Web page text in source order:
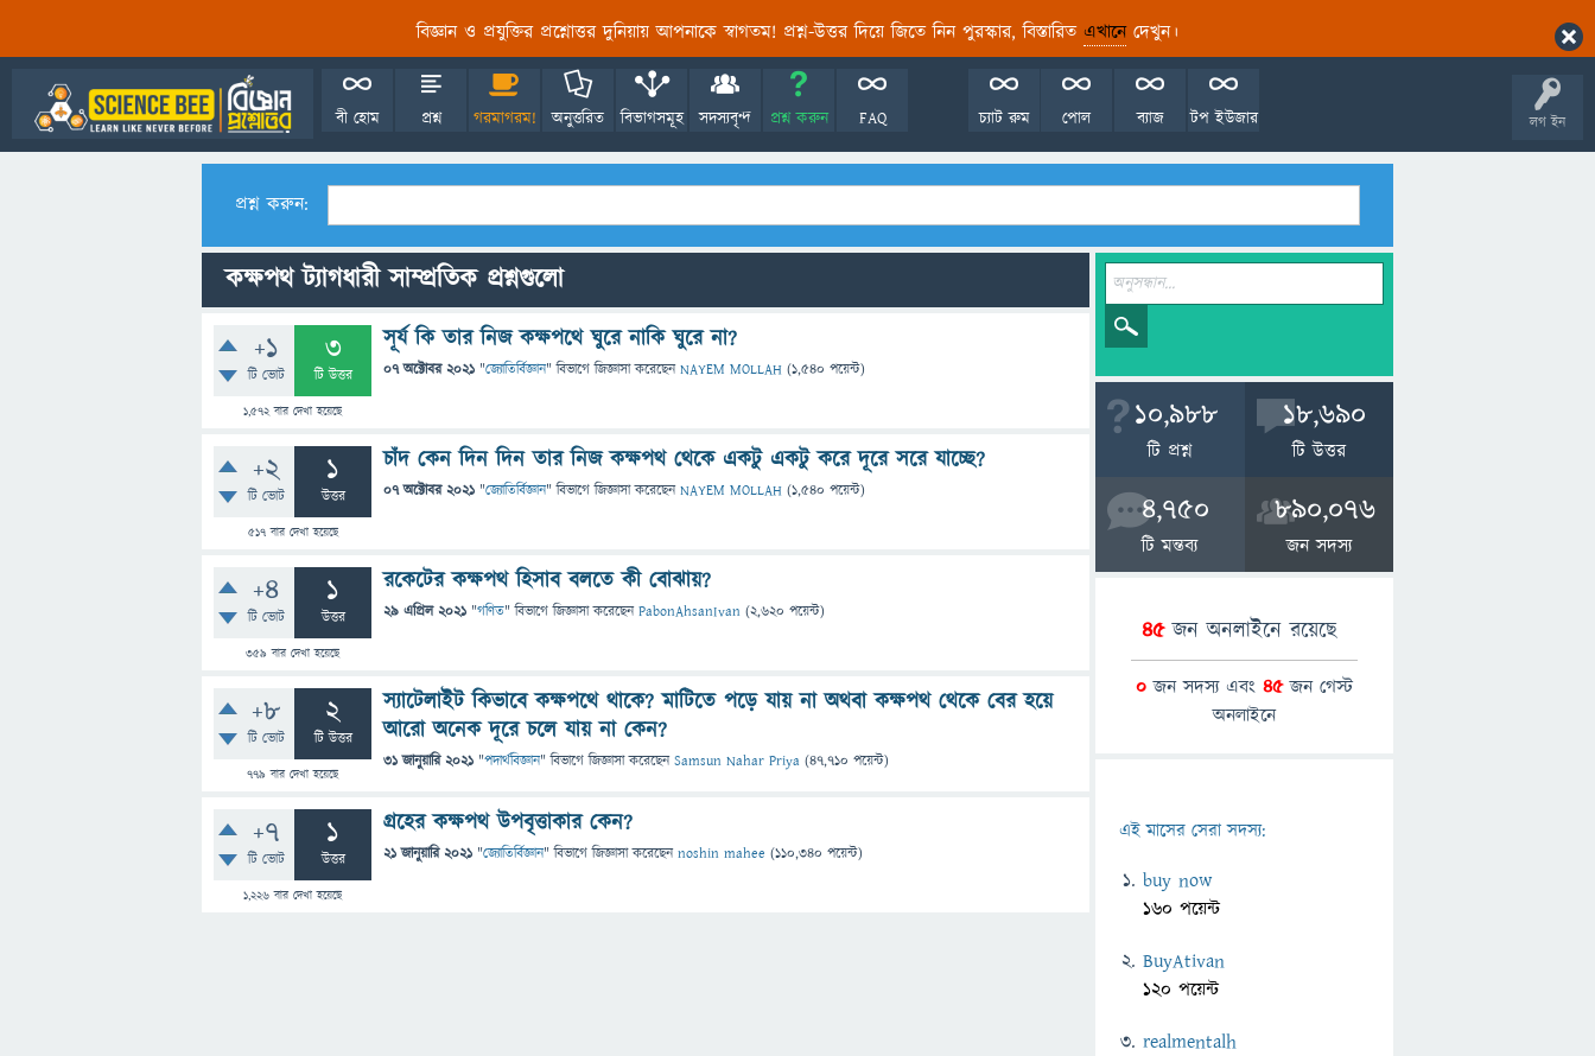
বিজ্ঞান ও প্রযুক্তির প্রশ্নোত্তর দুনিয়ায় আপনাকে স্বাগতম! প্রশ্ন-উত্তর দিয়ে জিতে নিন পুরস্কার, বিস্তারিত এখানেদেখুন।
লগ ইন
বী হোম প্রশ্ন গরমাগরম! অনুত্তরিত বিভাগসমূহ সদস্যবৃন্দ প্রশ্ন করুন FAQ টপ ইউজার
ব্যাজ
পোল
চ্যাট রুম
প্রশ্ন করুন:
কক্ষপথ ট্যাগধারী সাম্প্রতিক প্রশ্নগুলো
+1
টি ভোট
3
টি উত্তর
1,572বার দেখা হয়েছে
সূর্য কি তার নিজ কক্ষপথে ঘুরে নাকি ঘুরে না?
07 অক্টোবর 2021 "জ্যোতির্বিজ্ঞান" বিভাগে জিজ্ঞাসাকরেছেনNAYEM MOLLAH (1,540 পয়েন্ট)
+2
টি ভোট
1
উত্তর
517বার দেখা হয়েছে
চাঁদ কেন দিন দিন তার নিজ কক্ষপথ থেকে একটু একটু করে দূরে সরে যাচ্ছে?
07 অক্টোবর 2021 "জ্যোতির্বিজ্ঞান" বিভাগে জিজ্ঞাসাকরেছেনNAYEM MOLLAH (1,540 পয়েন্ট)
+4
টি ভোট
1
উত্তর
359 বার দেখা হয়েছে
রকেটের কক্ষপথ হিসাব বলতে কী বোঝায়?
29 এপ্রিল 2021 "গণিত" বিভাগে জিজ্ঞাসাকরেছেনPabonAhsanIvan (2,620 পয়েন্ট)
+8
টি ভোট
2
টি উত্তর
779 বার দেখা হয়েছে
স্যাটেলাইট কিভাবে কক্ষপথে থাকে? মাটিতে পড়ে যায় না অথবা কক্ষপথ থেকে বের হয়ে
আরো অনেক দূরে চলে যায় না কেন?
31 জানুয়ারি 2021 "পদার্থবিজ্ঞান" বিভাগে জিজ্ঞাসাকরেছেনSamsun Nahar Priya (47,710 পয়েন্ট)
+7
টি ভোট
1
উত্তর
1,226 বার দেখা হয়েছে
গ্রহের কক্ষপথ উপবৃত্তাকার কেন?
21 জানুয়ারি 2021 "জ্যোতির্বিজ্ঞান" বিভাগে জিজ্ঞাসাকরেছেনnoshin mahee (110,340 পয়েন্ট)
10,988
টি প্রশ্ন
18,690
টি উত্তর
4,750
টি মন্তব্য
890,076
জন সদস্য
45জন অনলাইনে রয়েছে
0 জন সদস্য এবং 45জন গেস্ট
অনলাইনে
এই মাসের সেরা সদস্য:
buy now
160 পয়েন্ট
BuyAtivan
120 পয়েন্ট
realmentalh